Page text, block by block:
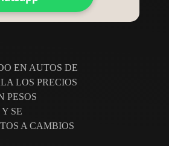
EN AUTOS DE
LOS PRECIOS
PESOS
SE
A CAMBIOS